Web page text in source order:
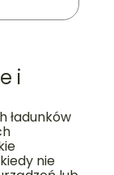
i
ładunków
nie